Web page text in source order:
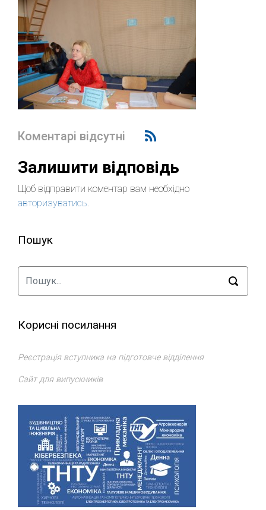
Коментарі відсутні
Залишити відповідь
Щоб відправити коментар вам необхідно
авторизуватись.
Пошук
Корисні посилання
Реєстрація вступника на підготовче відділення
Сайт для випускників